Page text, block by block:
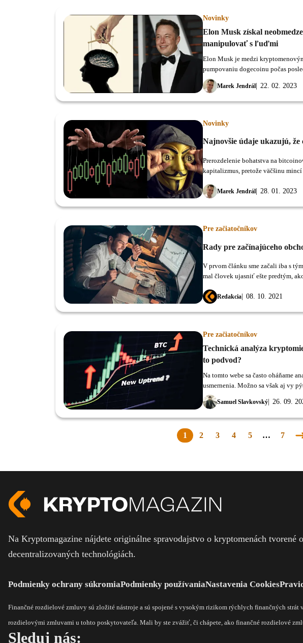
Novinky
Elon Musk získal
manipulovať s ľuďmi
Marek Jendrál 22. 02. 2023
Elon Musk je medzi
pumpovaniu dogecoinu počas
dokonca stal generálnym riaditeľom
Novinky
Najnovšie údaje ukazujú,
Marek Jendrál 28. 01. 2023
Prerozdelenie bohatstva na
kapitalizmus, pretože väčšinu
Pre začiatočníkov
Rady pre začínajúceho
Redakcia 08. 10. 2021
V prvom článku sme začali iba s
mal človek ujasniť ešte predtým,
Pre začiatočníkov
Technická analýza
to podvod?
Samuel Slavkovský 26. 09.
Na tomto webe sa často oháňame
usmernenia. Možno sa však aj vy
nejaký zmysel? Nie je celá analýza
1 2 3 4 5 …
7
Na Kryptomagazine nájdete originálne spravodajstvo o kryptomenách
decentralizovaných technológiách.
Podmienky ochrany súkromiaPodmienky používaniaNastavenia Cookies
Finančné rozdielové zmluvy sú zložité nástroje a sú spojené s vysokým rizikom rýchlych finančných
rozdielovými zmluvami u tohto poskytovateľa. Mali by ste zvážiť, či chápete, ako finančné rozdielové
Sleduj nás: